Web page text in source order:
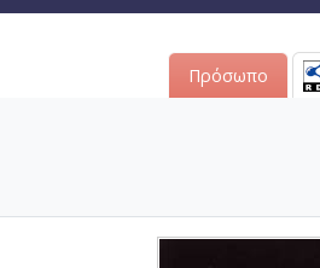
Πρόσωπο